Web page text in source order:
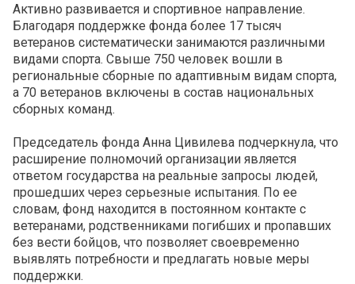
Активно развивается и спортивное направление.
Благодаря поддержке фонда более 17 тысяч
ветеранов систематически занимаются различными
видами спорта. Свыше 750 человек вошли в
региональные сборные по адаптивным видам спорта,
а 70 ветеранов включены в состав национальных
сборных команд.
Председатель фонда Анна Цивилева подчеркнула, что
расширение полномочий организации является
ответом государства на реальные запросы людей,
прошедших через серьезные испытания. По ее
словам, фонд находится в постоянном контакте с
ветеранами, родственниками погибших и пропавших
без вести бойцов, что позволяет своевременно
выявлять потребности и предлагать новые меры
поддержки.